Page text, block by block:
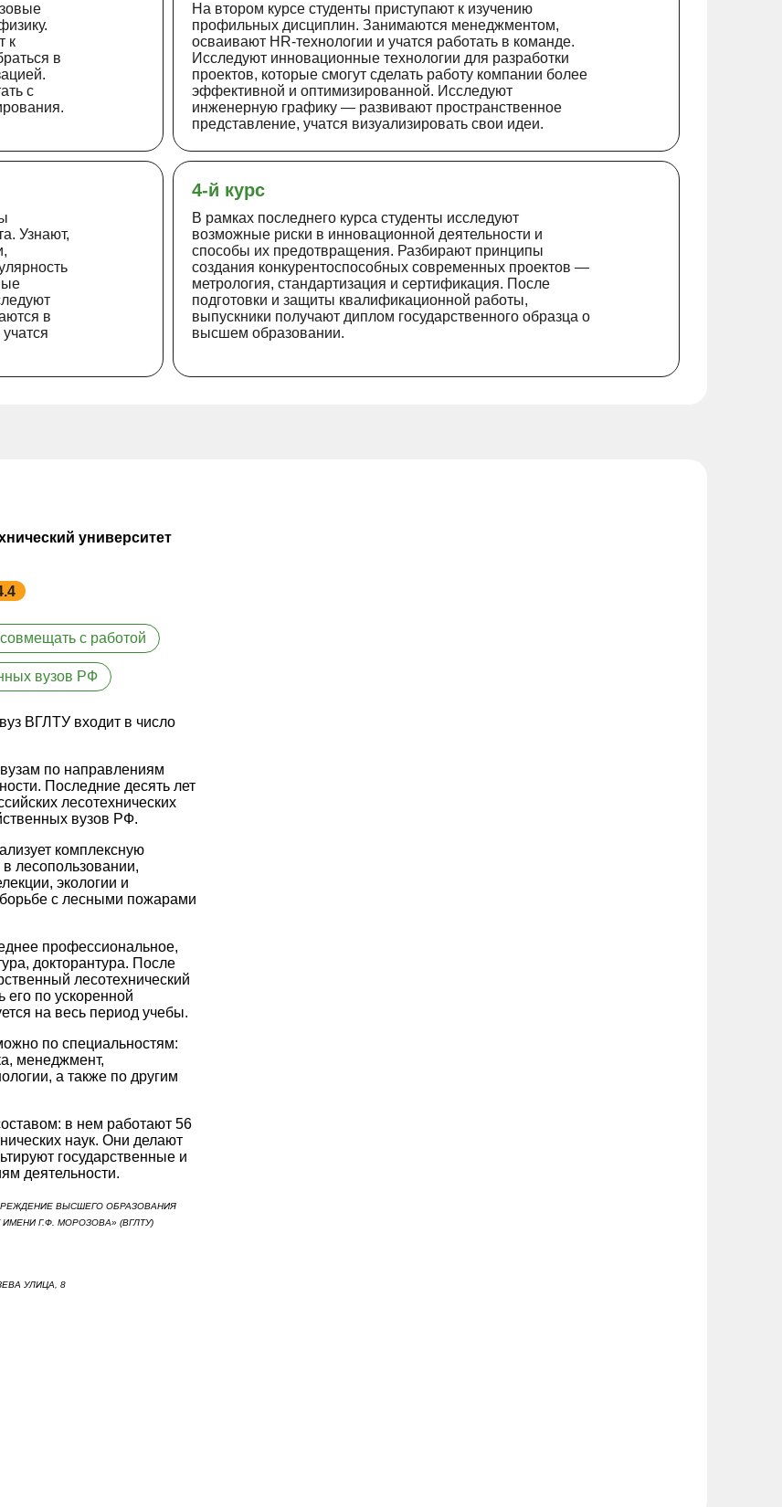
к
в
с
На втором курсе студенты приступают к изучению
профильных дисциплин. Занимаются менеджментом,
осваивают HR-технологии и учатся работать в команде.
Исследуют инновационные технологии для разработки
проектов, которые смогут сделать работу компании более
эффективной и оптимизированной. Исследуют
инженерную графику — развивают пространственное
представление, учатся визуализировать свои идеи.
Узнают,
в
4-й курс
В рамках последнего курса студенты исследуют
возможные риски в инновационной деятельности и
способы их предотвращения. Разбирают принципы
создания конкурентоспособных современных проектов —
метрология, стандартизация и сертификация. После
подготовки и защиты квалификационной работы,
выпускники получают диплом государственного образца о
высшем образовании.
университет
с работой
вузов РФ
ВГЛТУ входит в число
по направлениям
Последние десять лет
лесотехнических
вузов РФ.
комплексную
лесопользовании,
экологии и
с лесными пожарами
профессиональное,
докторантура. После
лесотехнический
его по ускоренной
на весь период учебы.
по специальностям:
менеджмент,
а также по другим
в нем работают 56
наук. Они делают
государственные и
деятельности.
ВЫСШЕГО ОБРАЗОВАНИЯ
Г.Ф. МОРОЗОВА» (ВГЛТУ)
УЛИЦА, 8